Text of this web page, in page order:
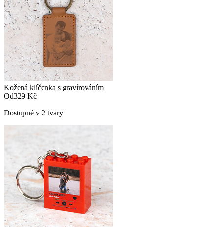
Kožená klíčenka s gravírováním
Od329 Kč
Dostupné v 2 tvary